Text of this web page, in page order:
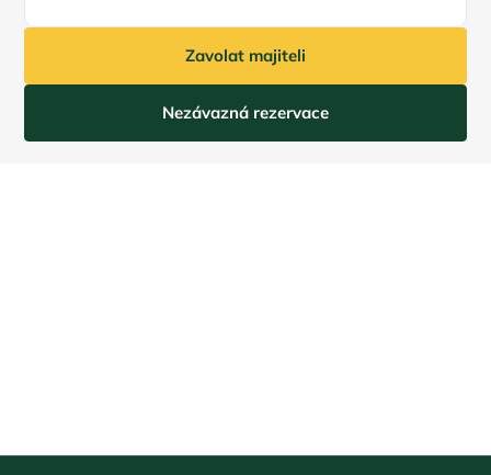
Zavolat majiteli
Nezávazná rezervace